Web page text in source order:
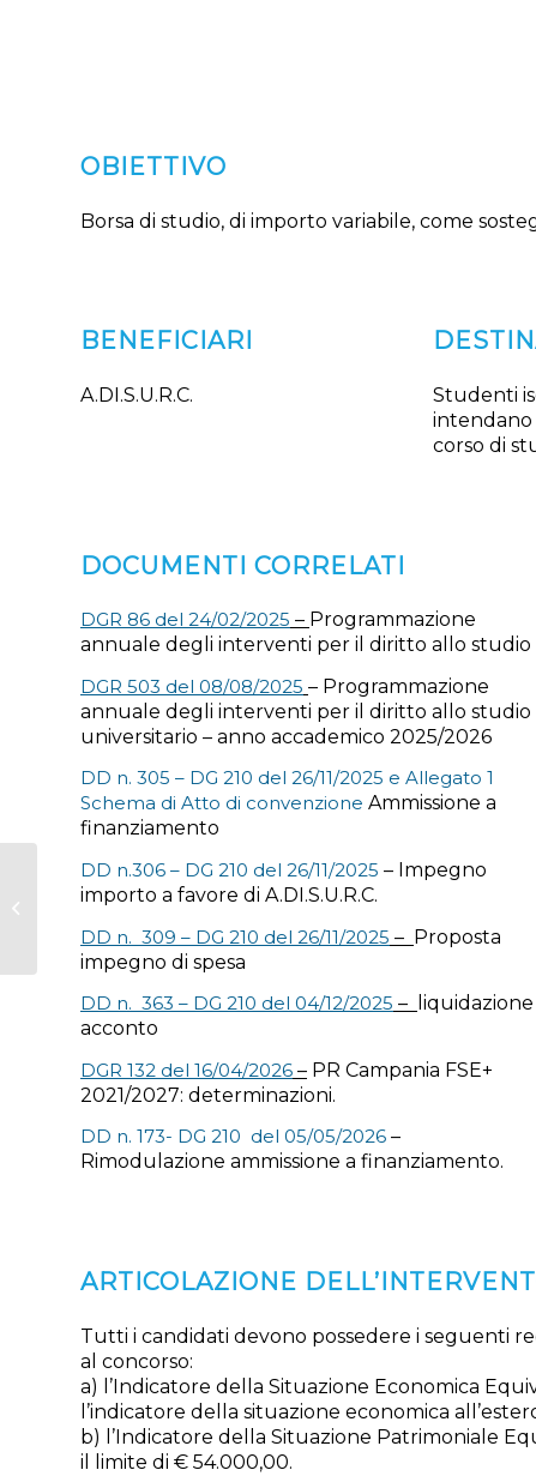
OBIETTIVO
Borsa di studio, di importo variabile, come
BENEFICIARI
A.DI.S.U.R.C.
Studenti
intendano
corso di
DOCUMENTI CORRELATI
DGR 86 del 24/02/2025 – Programmazione
annuale degli interventi per il diritto allo studio
DGR 503 del 08/08/2025 – Programmazione
annuale degli interventi per il diritto allo studio
universitario – anno accademico 2025/2026
DD n. 305 – DG 210 del 26/11/2025 e Allegato 1
Schema di Atto di convenzione Ammissione a
finanziamento
DD n.306 – DG 210 del 26/11/2025 – Impegno
importo a favore di A.DI.S.U.R.C.
DD n. 309 – DG 210 del 26/11/2025 – Proposta
impegno di spesa
DD n. 363 – DG 210 del 04/12/2025 –
liquidazione
acconto
DGR 132 del 16/04/2026 – PR Campania FSE+
2021/2027: determinazioni.
DD n. 173- DG 210 del 05/05/2026 –
Rimodulazione ammissione a finanziamento.
ARTICOLAZIONE
Tutti i candidati devono possedere i seguenti
al concorso:
a) l’Indicatore della Situazione Economica
l’indicatore della situazione economica
b) l’Indicatore della Situazione Patrimoniale
il limite di € 54.000,00.
Voucher per
l’accesso ai nidi anno
Approvazione
elenchi...